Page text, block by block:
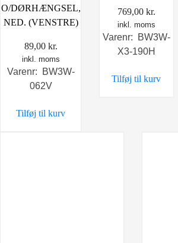
O/DØRHÆNGSEL,
NED. (VENSTRE)
89,00 kr.
inkl. moms
Varenr: BW3W-
062V
Tilføj til kurv
769,00 kr.
inkl. moms
Varenr: BW3W-
X3-190H
Tilføj til kurv